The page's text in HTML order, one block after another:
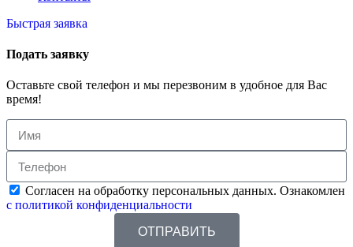
Быстрая заявка
Подать заявку
Оставьте свой телефон и мы перезвоним в удобное для Вас
время!
Согласен на обработку персональных данных. Ознакомлен
с политикой конфиденциальности
ОТПРАВИТЬ